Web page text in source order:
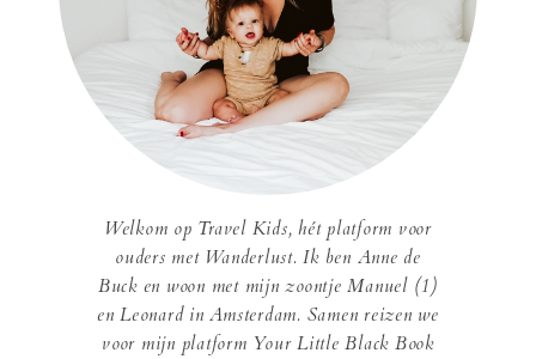
Welkom op Travel Kids, hét platform voor
ouders met Wanderlust. Ik ben Anne de
Buck en woon met mijn zoontje Manuel (1)
en Leonard in Amsterdam. Samen reizen we
voor mijn platform Your Little Black Book